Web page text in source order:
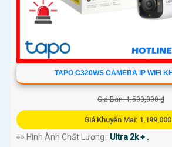
TAPO C320WS CAMERA IP WIFI
Giá Bán: 1,500,000 ₫
Giá Khuyến Mại:
👀 Hình Ành Chất Lượng : Ultra 2k + .